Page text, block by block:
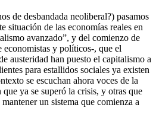
de desbandada neoliberal?) pasamos
situación de las economías reales en
avanzado”, y del comienzo de
y políticos-, que el
austeridad han puesto el capitalismo a
para estallidos sociales ya existen
se escuchan ahora voces de la
ya se superó la crisis, y otras que
un sistema que comienza a